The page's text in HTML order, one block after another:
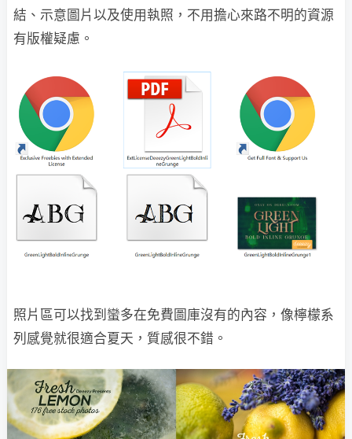
結、示意圖片以及使用執照，不用擔心來路不明的資源
有版權疑慮。
照片區可以找到蠻多在免費圖庫沒有的內容，像檸檬系
列感覺就很適合夏天，質感很不錯。